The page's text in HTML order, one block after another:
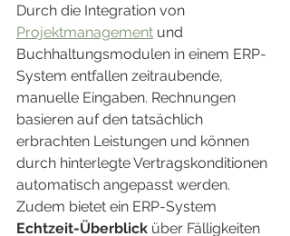
Durch die Integration von
Projektmanagement und
Buchhaltungsmodulen in einem ERP-
System entfallen zeitraubende,
manuelle Eingaben. Rechnungen
basieren auf den tatsächlich
erbrachten Leistungen und können
durch hinterlegte Vertragskonditionen
automatisch angepasst werden.
Zudem bietet ein ERP-System
Echtzeit-Überblick über Fälligkeiten